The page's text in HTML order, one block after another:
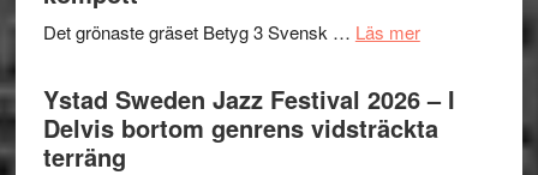
med
Mulder
och
Dana
Kulturs
Det grönaste gräset Betyg 3 Svensk … Läs merom
Det
grönaste
gräset
Ystad Sweden Jazz Festival 2026 – I
Delvis bortom genrens vidsträckta
terräng